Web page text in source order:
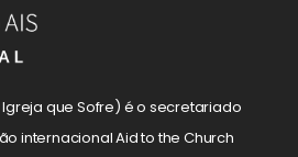
Igreja que Sofre) é o secretariado
internacional Aid to the Church